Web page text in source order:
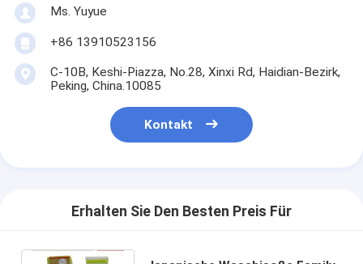
Ms. Yuyue
+86 13910523156
C-10B, Keshi-Piazza, No.28, Xinxi Rd, Haidian-Bezirk,
Peking, China.10085
Kontakt
Erhalten Sie Den Besten Preis Für